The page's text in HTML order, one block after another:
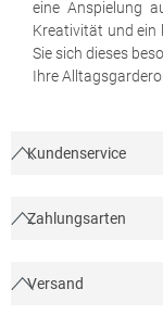
eine Anspielung
Kreativität und ein
Sie sich dieses
Ihre
Kundenservice
Zahlungsarten
Versand